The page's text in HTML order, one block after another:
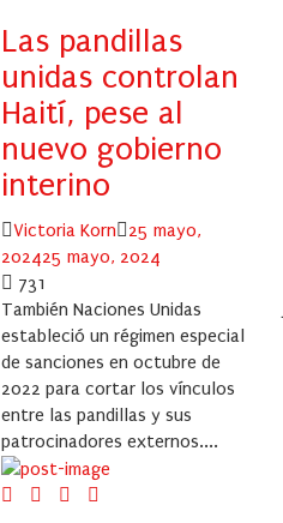
Las pandillas
unidas controlan
Haití, pese al
nuevo gobierno
interino
Author
Victoria Korn
Posted
on
25 mayo,
202425 mayo, 2024
731
También Naciones Unidas
estableció un régimen especial
de sanciones en octubre de
2022 para cortar los vínculos
entre las pandillas y sus
patrocinadores externos....